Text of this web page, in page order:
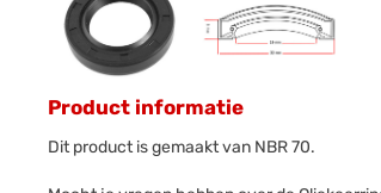
Product informatie
Dit product is gemaakt van NBR 70.